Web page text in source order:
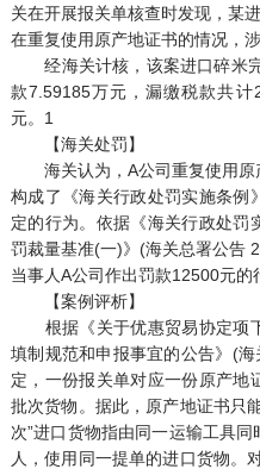
关在开展报关单核查时发现，某
在重复使用原产地证书的情况，
经海关计核，该案进口碎米
款7.59185万元，漏缴税款共
元。1
【海关处罚】
海关认为，A公司重复使用原
构成了《海关行政处罚实施条例
定的行为。依据《海关行政处罚
罚裁量基准(一)》(海关总署公告
当事人A公司作出罚款12500元的
【案例评析】
根据《关于优惠贸易协定项
填制规范和申报事宜的公告》(
定，一份报关单对应一份原产地
批次货物。据此，原产地证书只
次”进口货物指由同一运输工具
人，使用同一提单的进口货物。